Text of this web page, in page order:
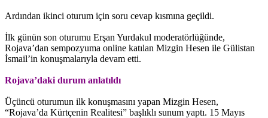
Ardından ikinci oturum için soru cevap kısmına geçildi.
İlk günün son oturumu Erşan Yurdakul moderatörlüğünde,
Rojava’dan sempozyuma online katılan Mizgin Hesen ile Gülistan
İsmail’in konuşmalarıyla devam etti.
Rojava’daki durum anlatıldı
Üçüncü oturumun ilk konuşmasını yapan Mizgin Hesen,
“Rojava’da Kürtçenin Realitesi” başlıklı sunum yaptı. 15 Mayıs